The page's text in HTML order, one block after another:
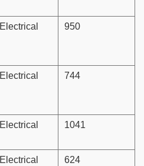
Electrical 950
Electrical 744
Electrical 1041
Electrical 624